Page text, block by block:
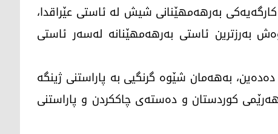
بەرهەمهێنانی شیش لە ئاستی عێراقدا،
ئەوەش بەرزترین ئاستی بەرهەمهێنانە لەسەر ئاستی
بەهەمان شێوە گرنگیی بە پاراستنی ژینگە
کوردستان و دەستەی چاککردن و پاراستنی